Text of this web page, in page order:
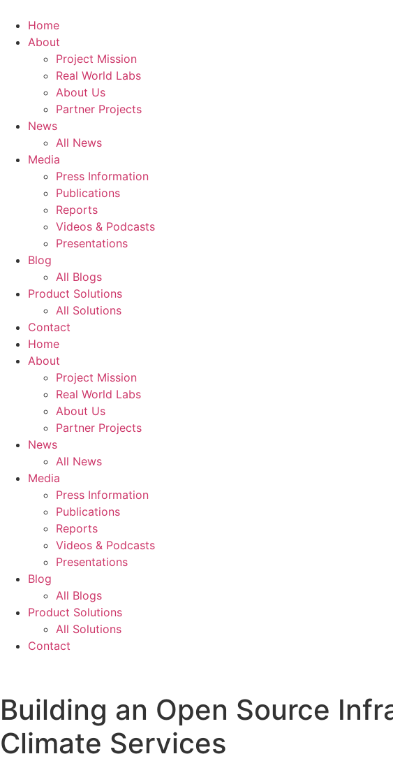
Inhalt
springen
Home
About
Project Mission
Real World Labs
About Us
Partner Projects
News
All News
Media
Press Information
Publications
Reports
Videos & Podcasts
Presentations
Blog
All Blogs
Product Solutions
All Solutions
Contact
Home
About
Project Mission
Real World Labs
About Us
Partner Projects
News
All News
Media
Press Information
Publications
Reports
Videos & Podcasts
Presentations
Blog
All Blogs
Product Solutions
All Solutions
Contact
Building an Open Source
Climate Services